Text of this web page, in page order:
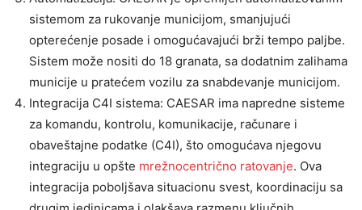
sistemom za rukovanje municijom, smanjujući
opterećenje posade i omogućavajući brži tempo paljbe.
Sistem može nositi do 18 granata, sa dodatnim zalihama
municije u pratećem vozilu za snabdevanje municijom.
Integracija C4I sistema: CAESAR ima napredne sisteme
za komandu, kontrolu, komunikacije, računare i
obaveštajne podatke (C4I), što omogućava njegovu
integraciju u opšte mrežnocentrično ratovanje. Ova
integracija poboljšava situacionu svest, koordinaciju sa